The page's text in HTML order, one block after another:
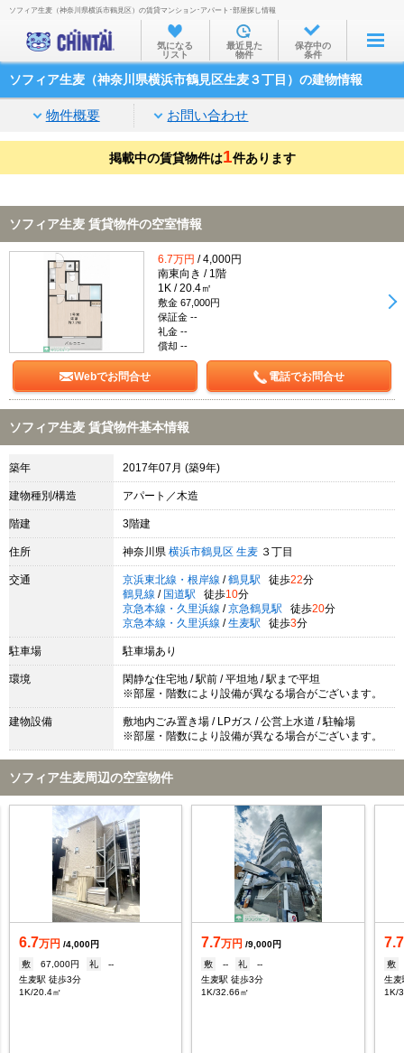
お部屋を探す
沿線・駅から
家賃相場から
通勤通学時間から
不動産会社から
TOP
ソフィア生麦（神奈川県横浜市鶴見区）の賃貸マンション･アパート･部屋探し情報
気になる
リスト
最近見た
物件
保存中の
条件
ソフィア生麦（神奈川県横浜市鶴見区生麦３丁目）の建物情報
物件概要 お問い合わせ
掲載中の賃貸物件は1件あります
ソフィア生麦 賃貸物件の空室情報
6.7万円 / 4,000円
南東向き / 1階
1K / 20.4㎡
敷金 67,000円
保証金 --
礼金 --
償却 --
Webでお問合せ 電話でお問合せ
ソフィア生麦 賃貸物件基本情報
築年 2017年07月 (築9年)
建物種別/構造 アパート／木造
階建 3階建
住所 神奈川県 横浜市鶴見区 生麦 ３丁目
交通 京浜東北線・根岸線 / 鶴見駅 徒歩22分
鶴見線 / 国道駅 徒歩10分
京急本線・久里浜線 / 京急鶴見駅 徒歩20分
京急本線・久里浜線 / 生麦駅 徒歩3分
駐車場 駐車場あり
環境
閑静な住宅地 / 駅前 / 平坦地 / 駅まで平坦
※部屋・階数により設備が異なる場合がございます。
建物設備
敷地内ごみ置き場 / LPガス / 公営上水道 / 駐輪場
※部屋・階数により設備が異なる場合がございます。
ソフィア生麦周辺の空室物件
6.7万円 /4,000円
敷
67,000円 礼
--
生麦駅 徒歩3分
1K/20.4㎡
7.7万円 /9,000円
敷
-- 礼
--
生麦駅 徒歩3分
1K/32.66㎡
7.7
敷
生麦
1K/